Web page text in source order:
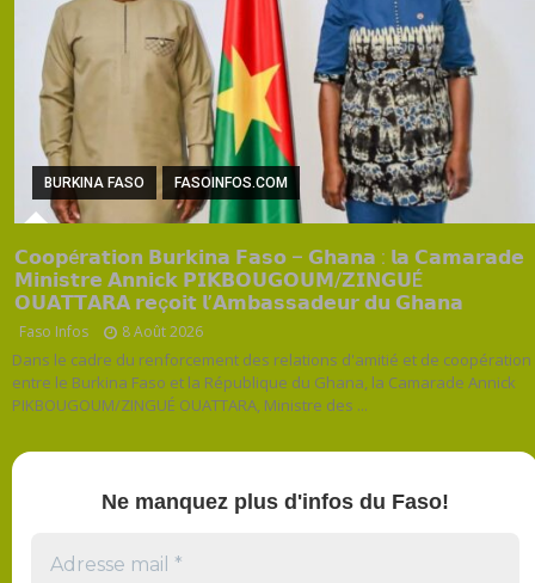
BURKINA FASO FASOINFOS.COM
𝗖𝗼𝗼𝗽é𝗿𝗮𝘁𝗶𝗼𝗻 𝗕𝘂𝗿𝗸𝗶𝗻𝗮 𝗙𝗮𝘀𝗼 – 𝗚𝗵𝗮𝗻𝗮 : 𝗹𝗮 𝗖𝗮𝗺𝗮𝗿𝗮𝗱𝗲
𝗠𝗶𝗻𝗶𝘀𝘁𝗿𝗲 𝗔𝗻𝗻𝗶𝗰𝗸 𝗣𝗜𝗞𝗕𝗢𝗨𝗚𝗢𝗨𝗠/𝗭𝗜𝗡𝗚𝗨É
𝗢𝗨𝗔𝗧𝗧𝗔𝗥𝗔 𝗿𝗲ç𝗼𝗶𝘁 𝗹’𝗔𝗺𝗯𝗮𝘀𝘀𝗮𝗱𝗲𝘂𝗿 𝗱𝘂 𝗚𝗵𝗮𝗻𝗮
Faso Infos 8 Août 2026
Dans le cadre du renforcement des relations d'amitié et de coopération
entre le Burkina Faso et la République du Ghana, la Camarade Annick
PIKBOUGOUM/ZINGUÉ OUATTARA, Ministre des ...
Ne manquez plus d'infos du Faso!